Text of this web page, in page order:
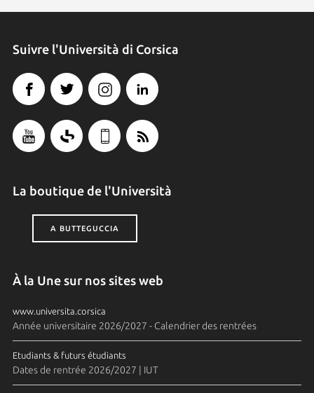
Suivre l'Università di Corsica
La boutique de l'Università
A BUTTEGUCCIA
À la Une sur nos sites web
www.universita.corsica
Année universitaire 2026/2027 - Calendrier des rentrées
Etudiants & futurs étudiants
Dates de rentrée 2026/2027 | IUT